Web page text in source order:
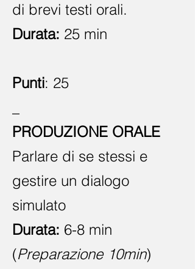
di brevi testi orali.
Durata: 25 min
Punti: 25
PRODUZIONE ORALE
Parlare di se stessi e
gestire un dialogo
simulato
Durata: 6-8 min
(Preparazione 10min)